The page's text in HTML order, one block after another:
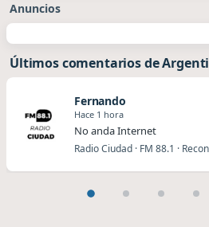
Anuncios
Últimos comentarios de
Fernando
Hace 1 hora
No anda Internet
Radio Ciudad · FM 88.1 ·